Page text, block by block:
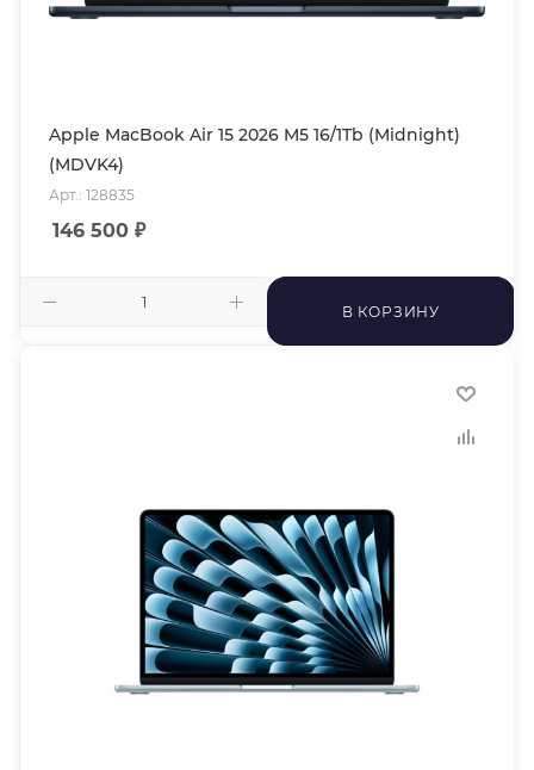
Apple MacBook Air 15 2026 M5 16/1Tb (Midnight)
(MDVK4)
Арт.: 128835
146 500 ₽
В КОРЗИНУ